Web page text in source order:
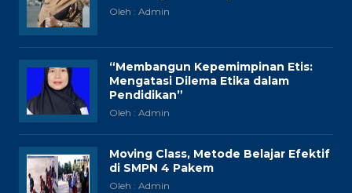
Oleh : Admin
“Membangun Kepemimpinan Etis:
Mengatasi Dilema Etika dalam
Pendidikan”
Oleh : Admin
Moving Class, Metode Belajar Efektif
di SMPN 4 Pakem
Oleh : Admin